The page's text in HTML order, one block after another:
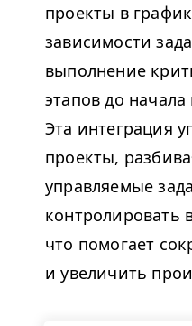
проекты в
зависимости
выполнение
этапов до
Эта интеграция
проекты,
управляемые
контролировать
что помогает
и увеличить